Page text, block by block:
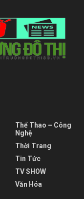
Thể Thao – Công
Nghệ
Thời Trang
Tin Tức
TV SHOW
Văn Hóa